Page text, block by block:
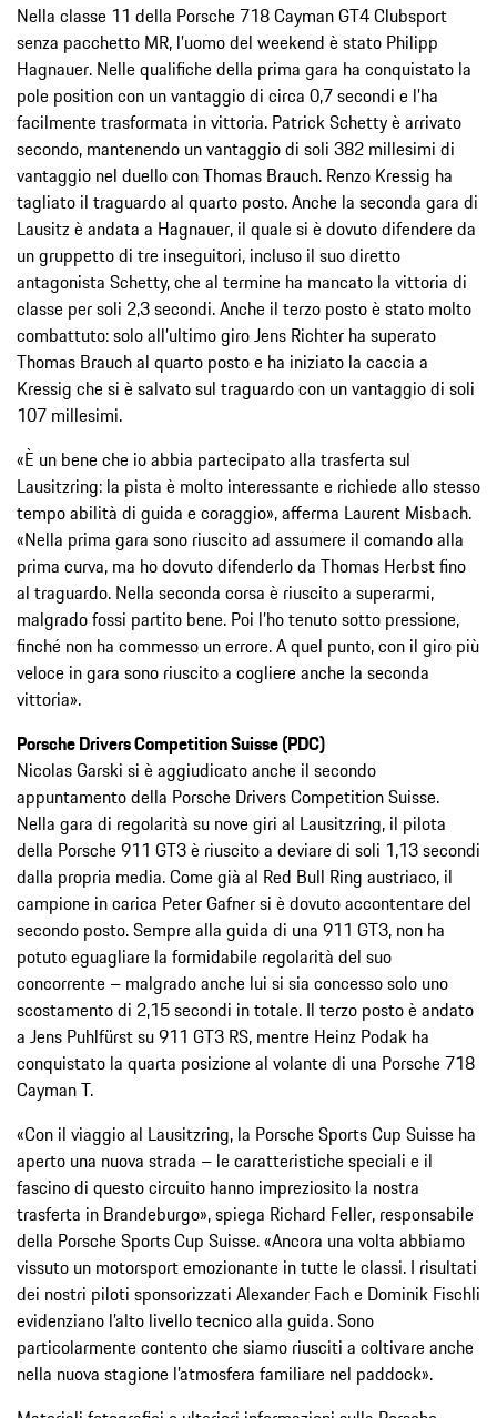
Nella classe 11 della Porsche 718 Cayman GT4 Clubsport
senza pacchetto MR, l’uomo del weekend è stato Philipp
Hagnauer. Nelle qualifiche della prima gara ha conquistato la
pole position con un vantaggio di circa 0,7 secondi e l’ha
facilmente trasformata in vittoria. Patrick Schetty è arrivato
secondo, mantenendo un vantaggio di soli 382 millesimi di
vantaggio nel duello con Thomas Brauch. Renzo Kressig ha
tagliato il traguardo al quarto posto. Anche la seconda gara di
Lausitz è andata a Hagnauer, il quale si è dovuto difendere da
un gruppetto di tre inseguitori, incluso il suo diretto
antagonista Schetty, che al termine ha mancato la vittoria di
classe per soli 2,3 secondi. Anche il terzo posto è stato molto
combattuto: solo all’ultimo giro Jens Richter ha superato
Thomas Brauch al quarto posto e ha iniziato la caccia a
Kressig che si è salvato sul traguardo con un vantaggio di soli
107 millesimi.
«È un bene che io abbia partecipato alla trasferta sul
Lausitzring: la pista è molto interessante e richiede allo stesso
tempo abilità di guida e coraggio», afferma Laurent Misbach.
«Nella prima gara sono riuscito ad assumere il comando alla
prima curva, ma ho dovuto difenderlo da Thomas Herbst fino
al traguardo. Nella seconda corsa è riuscito a superarmi,
malgrado fossi partito bene. Poi l’ho tenuto sotto pressione,
finché non ha commesso un errore. A quel punto, con il giro più
veloce in gara sono riuscito a cogliere anche la seconda
vittoria».
Porsche Drivers Competition Suisse (PDC)
Nicolas Garski si è aggiudicato anche il secondo
appuntamento della Porsche Drivers Competition Suisse.
Nella gara di regolarità su nove giri al Lausitzring, il pilota
della Porsche 911 GT3 è riuscito a deviare di soli 1,13 secondi
dalla propria media. Come già al Red Bull Ring austriaco, il
campione in carica Peter Gafner si è dovuto accontentare del
secondo posto. Sempre alla guida di una 911 GT3, non ha
potuto eguagliare la formidabile regolarità del suo
concorrente – malgrado anche lui si sia concesso solo uno
scostamento di 2,15 secondi in totale. Il terzo posto è andato
a Jens Puhlfürst su 911 GT3 RS, mentre Heinz Podak ha
conquistato la quarta posizione al volante di una Porsche 718
Cayman T.
«Con il viaggio al Lausitzring, la Porsche Sports Cup Suisse ha
aperto una nuova strada – le caratteristiche speciali e il
fascino di questo circuito hanno impreziosito la nostra
trasferta in Brandeburgo», spiega Richard Feller, responsabile
della Porsche Sports Cup Suisse. «Ancora una volta abbiamo
vissuto un motorsport emozionante in tutte le classi. I risultati
dei nostri piloti sponsorizzati Alexander Fach e Dominik Fischli
evidenziano l’alto livello tecnico alla guida. Sono
particolarmente contento che siamo riusciti a coltivare anche
nella nuova stagione l’atmosfera familiare nel paddock».